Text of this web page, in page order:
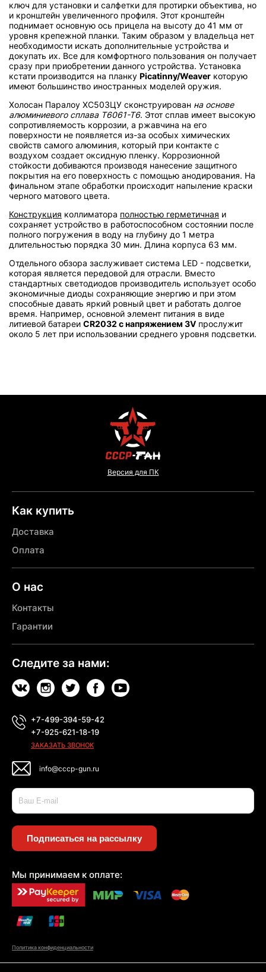
ключ для установки и салфетки для протирки объектива, но
и кронштейн увеличенного профиля. Этот кронштейн
поднимает основную ось прицела на высоту до 41 мм от
уровня крепежной планки. Таким образом у владельца нет
необходимости искать дополнительные устройства и
докупать их. Все для комфортного пользования он получает
сразу при приобретении данного устройства. Установка
кстати производится на планку Picatinny/Weaver которую
имеют большинство иностранных моделей оружия.
Холосан Паралоу ХС503ЦУ сконструирован на основе
алюминиевого сплава Т6061-Т6. Этот сплав имеет высокую
сопротивляемость коррозии, а ржавчина на его
поверхности не появляется из-за особых химических
свойств самого алюминия, который при контакте с
воздухом создает оксидную пленку. Коррозионной
стойкости добиваются производя нанесение защитного
покрытия на его поверхность с помощью анодирования. На
финальном этапе обработки происходит напыление краски
черного матового цвета.
Конструкция коллиматора полностью герметичная и
сохраняет устройство в работоспособном состоянии после
полного погружения в воду на глубину до 1 метра
длительностью порядка 30 мин. Длина корпуса 63 мм.
Отдельного обзора заслуживает система LED - подсветки,
которая является передовой для отрасли. Вместо
стандартных светодиодов производитель использует особо
экономичные диоды сохраняющие энергию и при этом
способные давать яркий ровный цвет и работать долгое
время. Например, основной элемент питания в виде
литиевой батареи CR2032 с напряжением 3V прослужит
около 5 лет при использовании среднего уровня подсветки.
Версия для ПК
Как купить
Доставка
Оплата
О нас
Контакты
Гарантии
Следите за нами:
+7-499-394-59-42
+7-925-621-18-19
ЗАКАЗАТЬ ЗВОНОК
info@cccp-gun.ru
Подписаться на рассылку
Мы принимаем к оплате:
Политика конфиденциальности